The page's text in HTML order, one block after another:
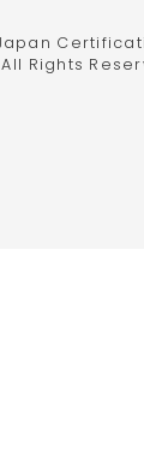
Rights